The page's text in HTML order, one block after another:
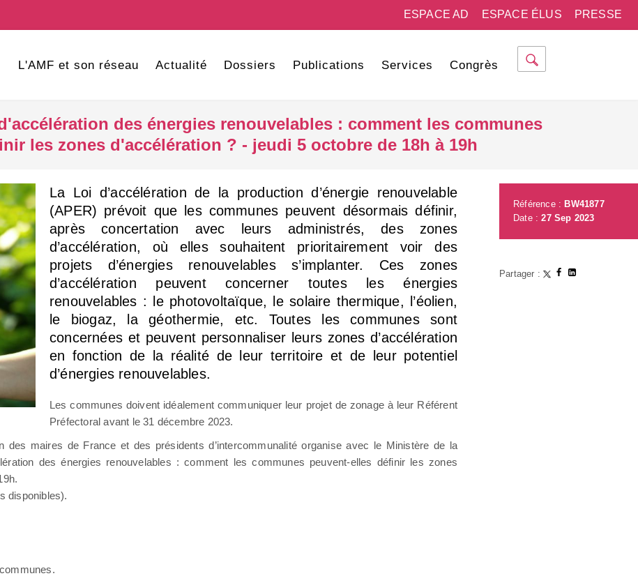
PRESSE
ESPACE ÉLUS
ESPACE AD
L'AMF et son réseau Actualité Dossiers Publications Services Congrès
des énergies renouvelables : comment les communes
les zones d'accélération ? - jeudi 5 octobre de 18h à 19h
La Loi d’accélération de la production d’énergie renouvelable
(APER) prévoit que les communes peuvent désormais définir,
après concertation avec leurs administrés, des zones
d’accélération, où elles souhaitent prioritairement voir des
projets d’énergies renouvelables s’implanter. Ces zones
d’accélération peuvent concerner toutes les énergies
renouvelables : le photovoltaïque, le solaire thermique, l’éolien,
le biogaz, la géothermie, etc. Toutes les communes sont
concernées et peuvent personnaliser leurs zones d’accélération
en fonction de la réalité de leur territoire et de leur potentiel
d’énergies renouvelables.
Les communes doivent idéalement communiquer leur projet de zonage à leur Référent
Préfectoral avant le 31 décembre 2023.
des maires de France et des présidents d’intercommunalité organise avec le Ministère de la
des énergies renouvelables : comment les communes peuvent-elles définir les zones
disponibles).
Référence : BW41877
Date :27 Sep 2023
Partager :